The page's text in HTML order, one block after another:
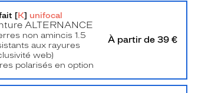
[K] unifocal
ALTERNANCE
non amincis 1.5
aux rayures
web)
polarisés en option
À partir de 39 €
en magasin Offert